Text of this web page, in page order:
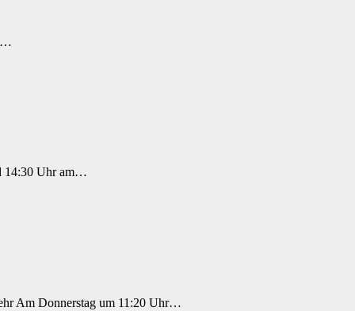
14:30 Uhr am…
Am Donnerstag um 11:20 Uhr…